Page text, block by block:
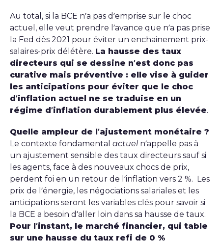
Au total, si la BCE n’a pas d’emprise sur le choc
actuel, elle veut prendre l’avance que n’a pas prise
la Fed dès 2021 pour éviter un enchainement prix-
salaires-prix délétère. La hausse des taux
directeurs qui se dessine n’est donc pas
curative mais préventive : elle vise à guider
les anticipations pour éviter que le choc
d’inflation actuel ne se traduise en un
régime d’inflation durablement plus élevée.
Quelle ampleur de l’ajustement monétaire ?
Le contexte fondamental actueln’appelle pas à
un ajustement sensible des taux directeurs sauf si
les agents, face à des nouveaux chocs de prix,
perdent foi en un retour de l’inflation vers 2 %. Les
prix de l’énergie, les négociations salariales et les
anticipations seront les variables clés pour savoir si
la BCE a besoin d’aller loin dans sa hausse de taux.
Pour l’instant, le marché financier, qui table
sur une hausse du taux refi de 0 %